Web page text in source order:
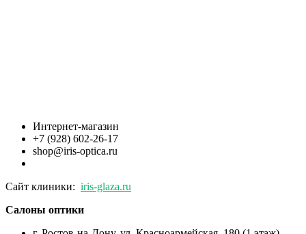
Интернет-магазин
+7 (928) 602-26-17
shop@iris-optica.ru
Сайт клиники: iris-glaza.ru
Салоны оптики